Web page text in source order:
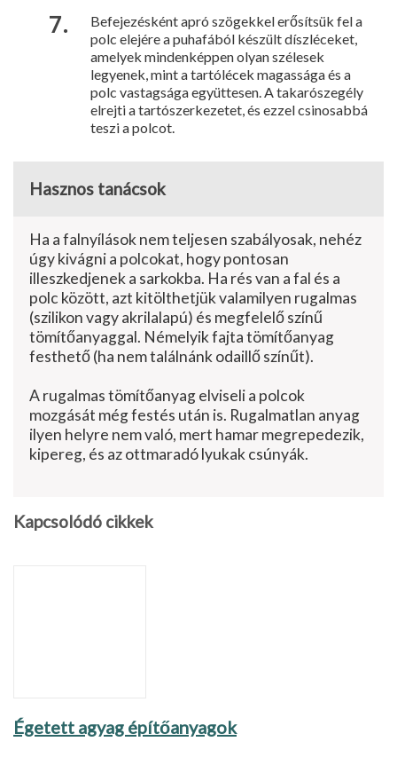
Befejezésként apró szögekkel erősítsük fel a
polc elejére a puhafából készült díszléceket,
amelyek mindenkép­pen olyan szélesek
legyenek, mint a tar­tólécek magassága és a
polc vastagsága együttesen. A taka­rószegély
elrejti a tar­tószerkezetet, és ez­zel csinosabbá
teszi a polcot.
Hasznos tanácsok
Ha a falnyílások nem teljesen szabályosak, nehéz
úgy kivágni a polcokat, hogy ponto­san
illeszkedjenek a sarkokba. Ha rés van a fal és a
polc között, azt kitölthetjük valami­lyen rugalmas
(szilikon vagy akrilalapú) és megfelelő színű
tömítőanyaggal. Némelyik fajta tömítőanyag
festhető (ha nem találnánk odaillő színűt).
A rugalmas tömítőanyag elviseli a polcok
mozgását még festés után is. Rugalmatlan anyag
ilyen helyre nem való, mert hamar megrepedezik,
kipereg, és az ottmaradó lyukak csúnyák.
Kapcsolódó cikkek
Égetett agyag építőanyagok